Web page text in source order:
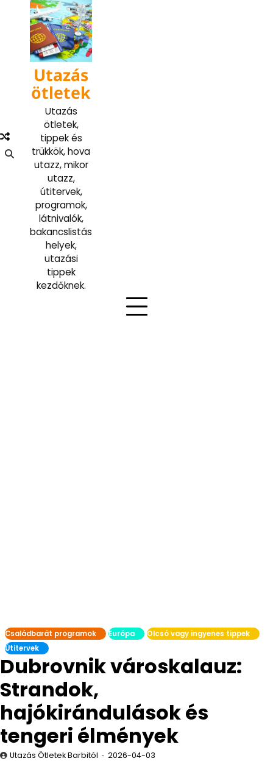
content
Utazás
ötletek
Utazás
ötletek,
tippek és
trükkök, hova
utazz, mikor
utazz,
útitervek,
programok,
látnivalók,
bakancslistás
helyek,
utazási
tippek
kezdőknek.
Családbarát programok Európa
Olcsó vagy ingyenes tippek
Útitervek
Dubrovnik városkalauz:
Strandok,
hajókirándulások és
tengeri élmények
Utazás Ötletek Barbitól 2026-04-03